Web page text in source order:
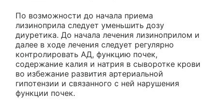
По возможности до начала приема
лизиноприла следует уменьшить дозу
диуретика. До начала лечения лизиноприлом и
далее в ходе лечения следует регулярно
контролировать АД, функцию почек,
содержание калия и натрия в сыворотке крови
во избежание развития артериальной
гипотензии и связанного с ней нарушения
функции почек.